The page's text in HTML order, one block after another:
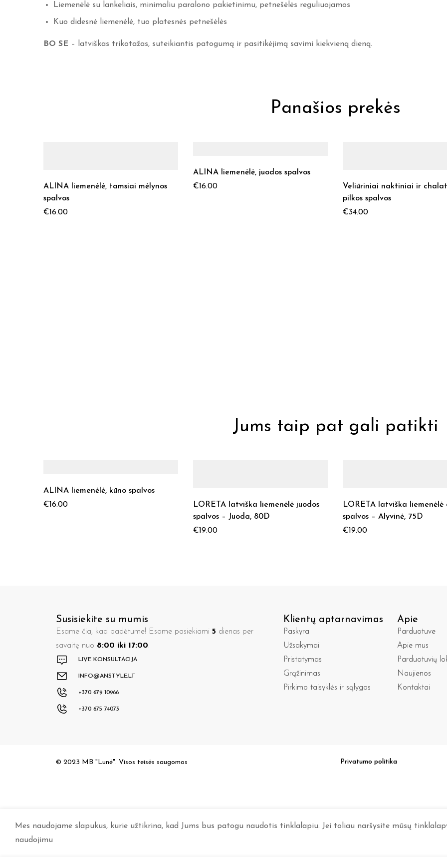
Liemenėlė su lankeliais, minimaliu paralono pakietinimu, petnešėlės reguliuojamos
Kuo didesnė liemenėlė, tuo platesnės petnešėlės
BO SE – latviškas trikotažas, suteikiantis patogumą ir pasitikėjimą savimi kiekvieną dieną.
Panašios prekės
ALINA liemenėlė, tamsiai mėlynos
spalvos
€16.00
ALINA liemenėlė, juodos spalvos
€16.00
Veliūriniai naktiniai ir
pilkos spalvos
€34.00
Jums taip pat gali patikti
ALINA liemenėlė, kūno spalvos
€16.00
LORETA latviška liemenėlė juodos
spalvos – Juoda, 80D
€19.00
LORETA latviška liemenėlė
spalvos – Alyvinė, 75D
€19.00
Susisiekite su mumis
Esame čia, kad padėtume! Esame pasiekiami 5 dienas per
savaitę nuo 8:00 iki 17:00.
LIVE KONSULTACIJA
INFO@ANSTYLE.LT
+370 679 10966
+370 675 74073
Klientų aptarnavimas
Paskyra
Užsakymai
Pristatymas
Grąžinimas
Pirkimo taisyklės ir sąlygos
Apie
Parduotuve
Apie mus
Parduotuvių
Naujienos
Kontaktai
© 2023 MB "Lunė". Visos teisės saugomos Privatumo politika
Mes naudojame slapukus, kurie užtikrina, kad Jums bus patogu naudotis tinklalapiu. Jei toliau naršysite mūsų
naudojimu